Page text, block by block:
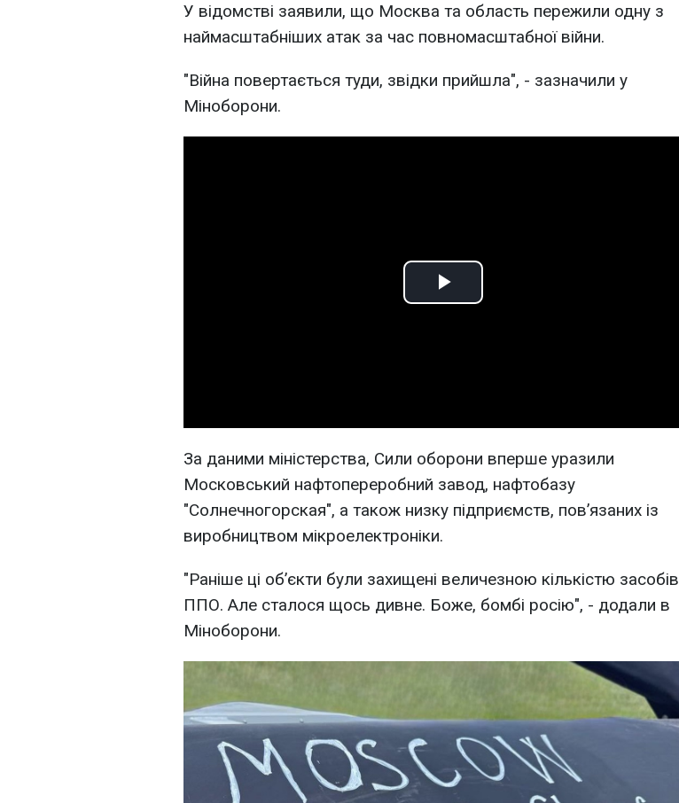
У відомстві заявили, що Москва та область пережили одну з
наймасштабніших атак за час повномасштабної війни.
"Війна повертається туди, звідки прийшла", - зазначили у
Міноборони.
Play
За даними міністерства, Сили оборони вперше уразили
Московський нафтопереробний завод, нафтобазу
"Солнечногорская", а також низку підприємств, пов’язаних із
виробництвом мікроелектроніки.
"Раніше ці обʼєкти були захищені величезною кількістю засобів
ППО. Але сталося щось дивне. Боже, бомбі росію", - додали в
Міноборони.